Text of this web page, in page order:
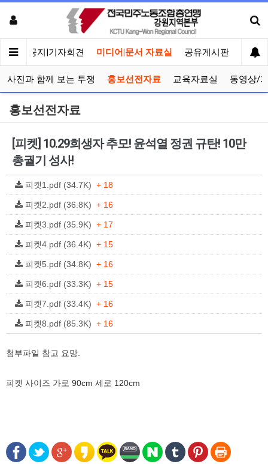
인 공지|기자회견 미디어|문서 자료실 공유게시판 선거
사진과 함께 보는 투쟁 홍보선전자료 교육자료실 동영상/
홍보선전자료
[피켓] 10.29희생자 추모! 윤석열 정권 규탄! 10만
총궐기 성사!
피켓1.pdf (34.7K) + 18
피켓2.pdf (36.8K) + 16
피켓3.pdf (35.9K) + 17
피켓4.pdf (36.4K) + 15
피켓5.pdf (34.8K) + 16
피켓6.pdf (33.3K) + 15
피켓7.pdf (33.4K) + 16
피켓8.pdf (85.3K) + 16
첨부파일 참고 요망.
피켓 사이즈 가로 90cm 세로 120cm